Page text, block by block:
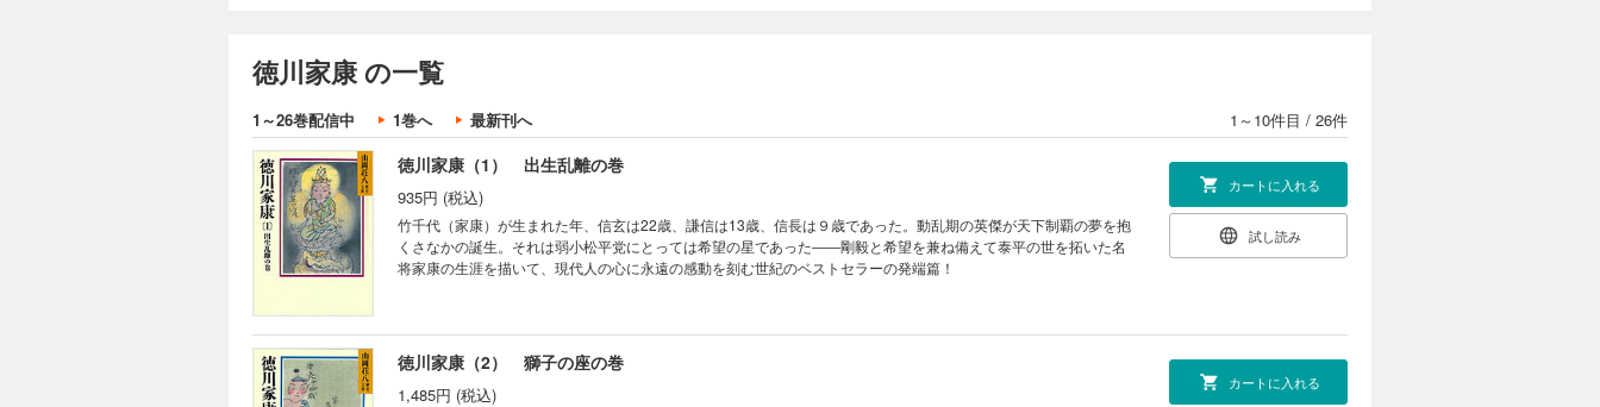
徳川家康 の一覧
1～26巻配信中 1巻へ 最新刊へ 1～10件目 / 26件
徳川家康（1） 出生乱離の巻
935円 (税込)
竹千代（家康）が生まれた年、信玄は22歳、謙信は13歳、信長は９歳であった。動乱期の英傑が天下制覇の夢を抱
くさなかの誕生。それは弱小松平党にとっては希望の星であった――剛毅と希望を兼ね備えて泰平の世を拓いた名
将家康の生涯を描いて、現代人の心に永遠の感動を刻む世紀のベストセラーの発端篇！
カートに入れる
試し読み
徳川家康（2） 獅子の座の巻
1,485円 (税込)
カートに入れる